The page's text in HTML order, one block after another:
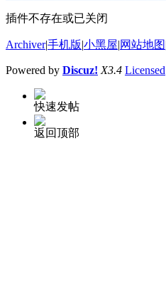
插件不存在或已关闭
Archiver|手机版 小黑屋 网站地图
Powered by Discuz! X3.4 Licensed
快速发帖
返回顶部